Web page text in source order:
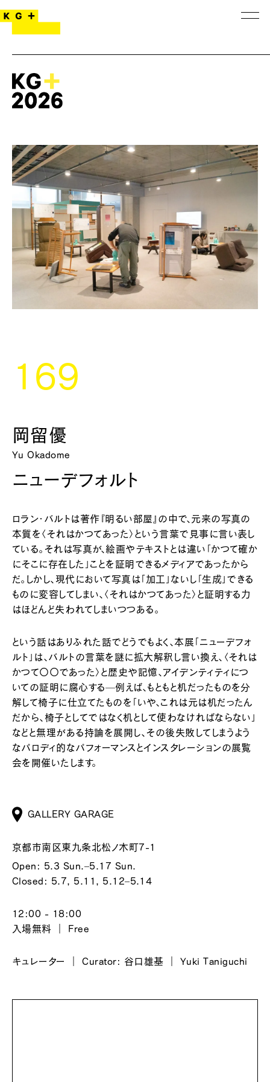
169
岡留優
Yu Okadome
ニューデフォルト
ロラン・バルトは著作『明るい部屋』の中で、元来の写真の
本質を〈それはかつてあった〉という言葉で見事に言い表し
ている。それは写真が、絵画やテキストとは違い「かつて確か
にそこに存在した」ことを証明できるメディアであったから
だ。しかし、現代において写真は「加工」ないし「生成」できる
ものに変容してしまい、〈それはかつてあった〉と証明する力
はほどんど失われてしまいつつある。
という話はありふれた話でどうでもよく、本展「ニューデフォ
ルト」は、バルトの言葉を謎に拡大解釈し言い換え、〈それは
かつて〇〇であった〉と歴史や記憶、アイデンティティにつ
いての証明に腐心する—例えば、もともと机だったものを分
解して椅子に仕立てたものを「いや、これは元は机だったん
だから、椅子としてではなく机として使わなければならない」
などと無理がある持論を展開し、その後失敗してしまうよう
なパロディ的なパフォーマンスとインスタレーションの展覧
会を開催いたします。
GALLERY GARAGE
京都市南区東九条北松ノ木町7-1
Open: 5.3 Sun.–5.17 Sun.
Closed: 5.7, 5.11, 5.12–5.14
12:00 - 18:00
入場無料 ｜ Free
キュレーター ｜ Curator: 谷口雄基 ｜ Yuki Taniguchi